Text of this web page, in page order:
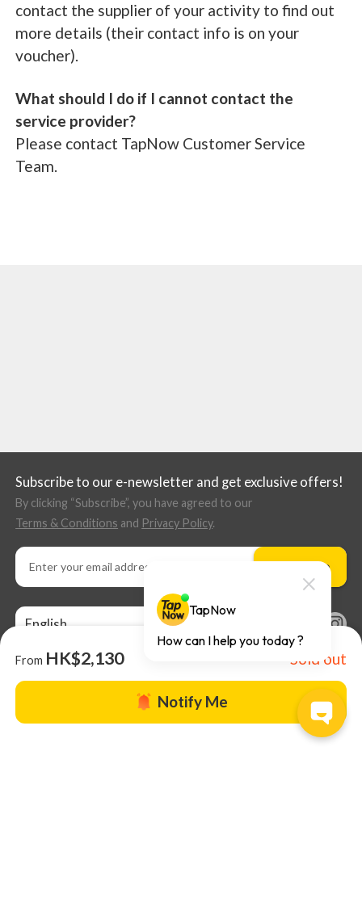
contact the supplier of your activity to find out
more details (their contact info is on your
voucher).
What should I do if I cannot contact the
service provider?
Please contact TapNow Customer Service
Team.
From HK$2,130 Sold out
Notify Me
Subscribe to our e-newsletter and get exclusive offers!
By clicking “Subscribe”, you have agreed to our
Terms & Conditions and Privacy Policy.
Subscribe
English
Terms of Use|Help